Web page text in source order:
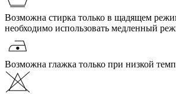
Возможна стирка только в щадящем
необходимо использовать медленный
Возможна глажка только при низкой